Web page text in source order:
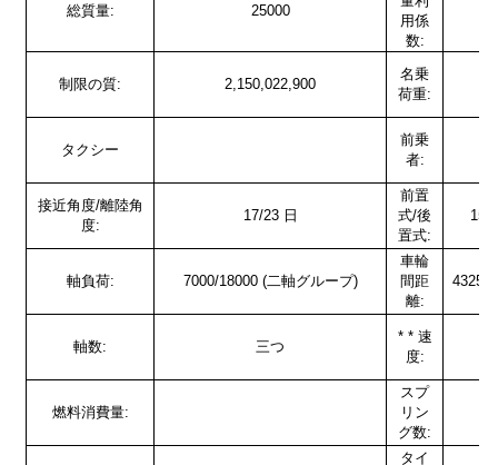
総質量: 25000
用係
数:
制限の質: 2,150,022,900
名乗
荷重:
タクシー
前乗
者:
接近角度/離陸角
度:
17/23 日
前置
式/後
置式:
軸負荷: 7000/18000 (二軸グループ)
車輪
間距
離:
軸数: 三つ
* * 速
度:
燃料消費量:
スプ
リン
グ数:
タイ